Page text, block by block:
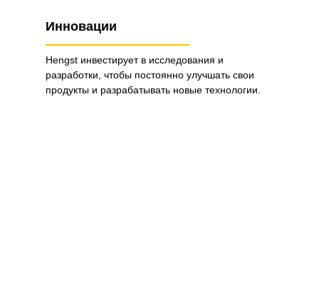
Инновации
Hengst инвестирует в исследования и
разработки, чтобы постоянно улучшать свои
продукты и разрабатывать новые технологии.